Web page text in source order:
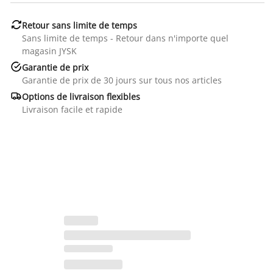
Retour sans limite de temps
Sans limite de temps - Retour dans n'importe quel
magasin JYSK
Garantie de prix
Garantie de prix de 30 jours sur tous nos articles
Options de livraison flexibles
Livraison facile et rapide